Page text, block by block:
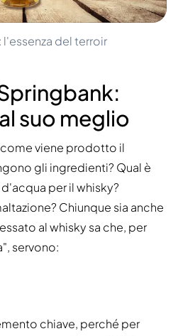
del terroir
suo meglio
viene prodotto il
gli ingredienti? Qual è
per il whisky?
Chiunque sia anche
al whisky sa che, per
servono:
chiave, perché per